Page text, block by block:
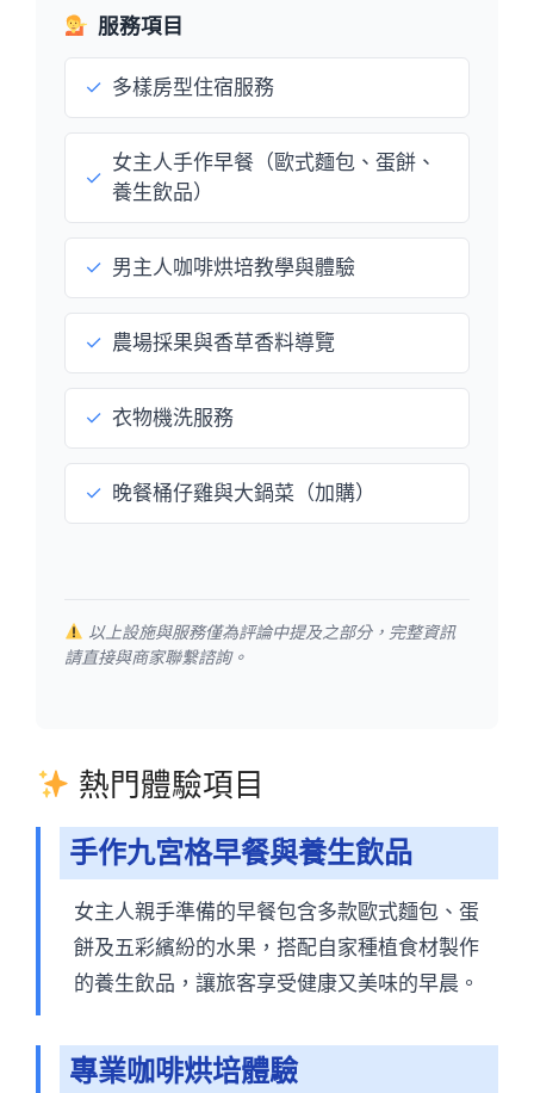
服務項目
✓ 多樣房型住宿服務
✓
女主人手作早餐（歐式麵包、蛋餅、
養生飲品）
✓ 男主人咖啡烘培教學與體驗
✓ 農場採果與香草香料導覽
✓ 衣物機洗服務
✓ 晚餐桶仔雞與大鍋菜（加購）
以上設施與服務僅為評論中提及之部分，完整資訊
請直接與商家聯繫諮詢。
熱門體驗項目
手作九宮格早餐與養生飲品
女主人親手準備的早餐包含多款歐式麵包、蛋
餅及五彩繽紛的水果，搭配自家種植食材製作
的養生飲品，讓旅客享受健康又美味的早晨。
專業咖啡烘培體驗